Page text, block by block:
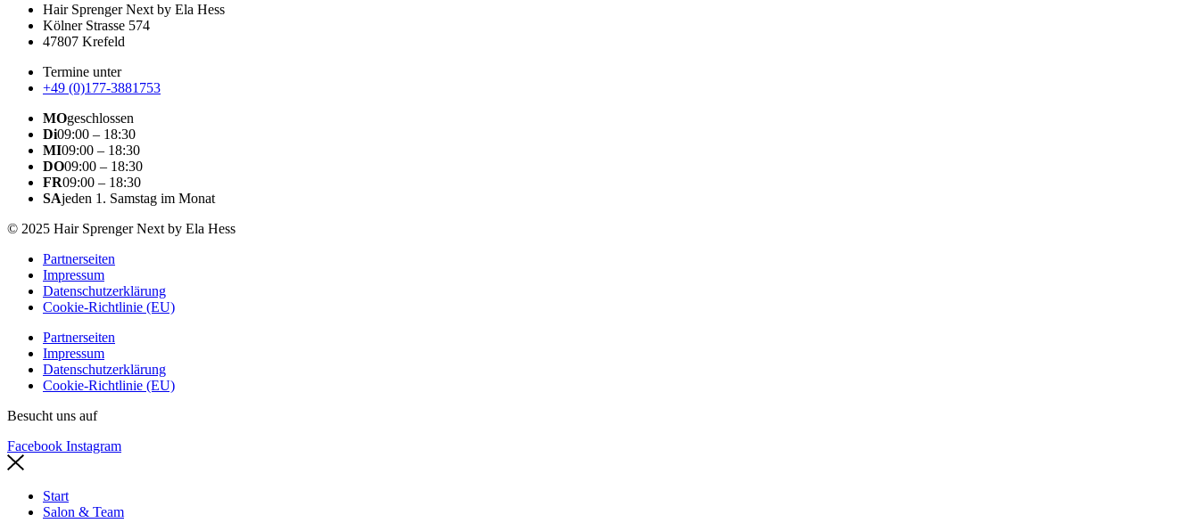
Hair Sprenger Next by Ela Hess
Kölner Strasse 574
47807 Krefeld
Termine unter
+49 (0)177-3881753
MOgeschlossen
Di09:00 – 18:30
MI09:00 – 18:30
DO09:00 – 18:30
FR09:00 – 18:30
SAjeden 1. Samstag im Monat
© 2025 Hair Sprenger Next by Ela Hess
Partnerseiten
Impressum
Datenschutzerklärung
Cookie-Richtlinie (EU)
Partnerseiten
Impressum
Datenschutzerklärung
Cookie-Richtlinie (EU)
Besucht uns auf
Facebook Instagram
Start
Salon & Team